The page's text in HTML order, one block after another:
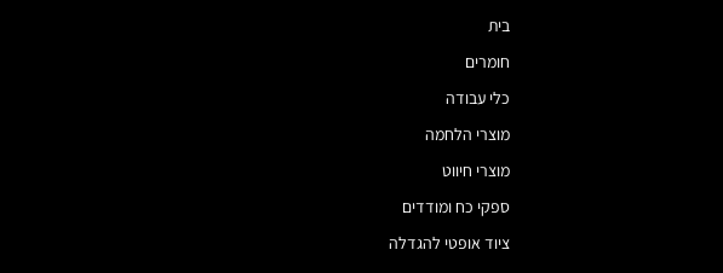
בית
חומרים
כלי עבודה
מוצרי הלחמה
מוצרי חיווט
ספקי כח ומודדים
ציוד אופטי להגדלה